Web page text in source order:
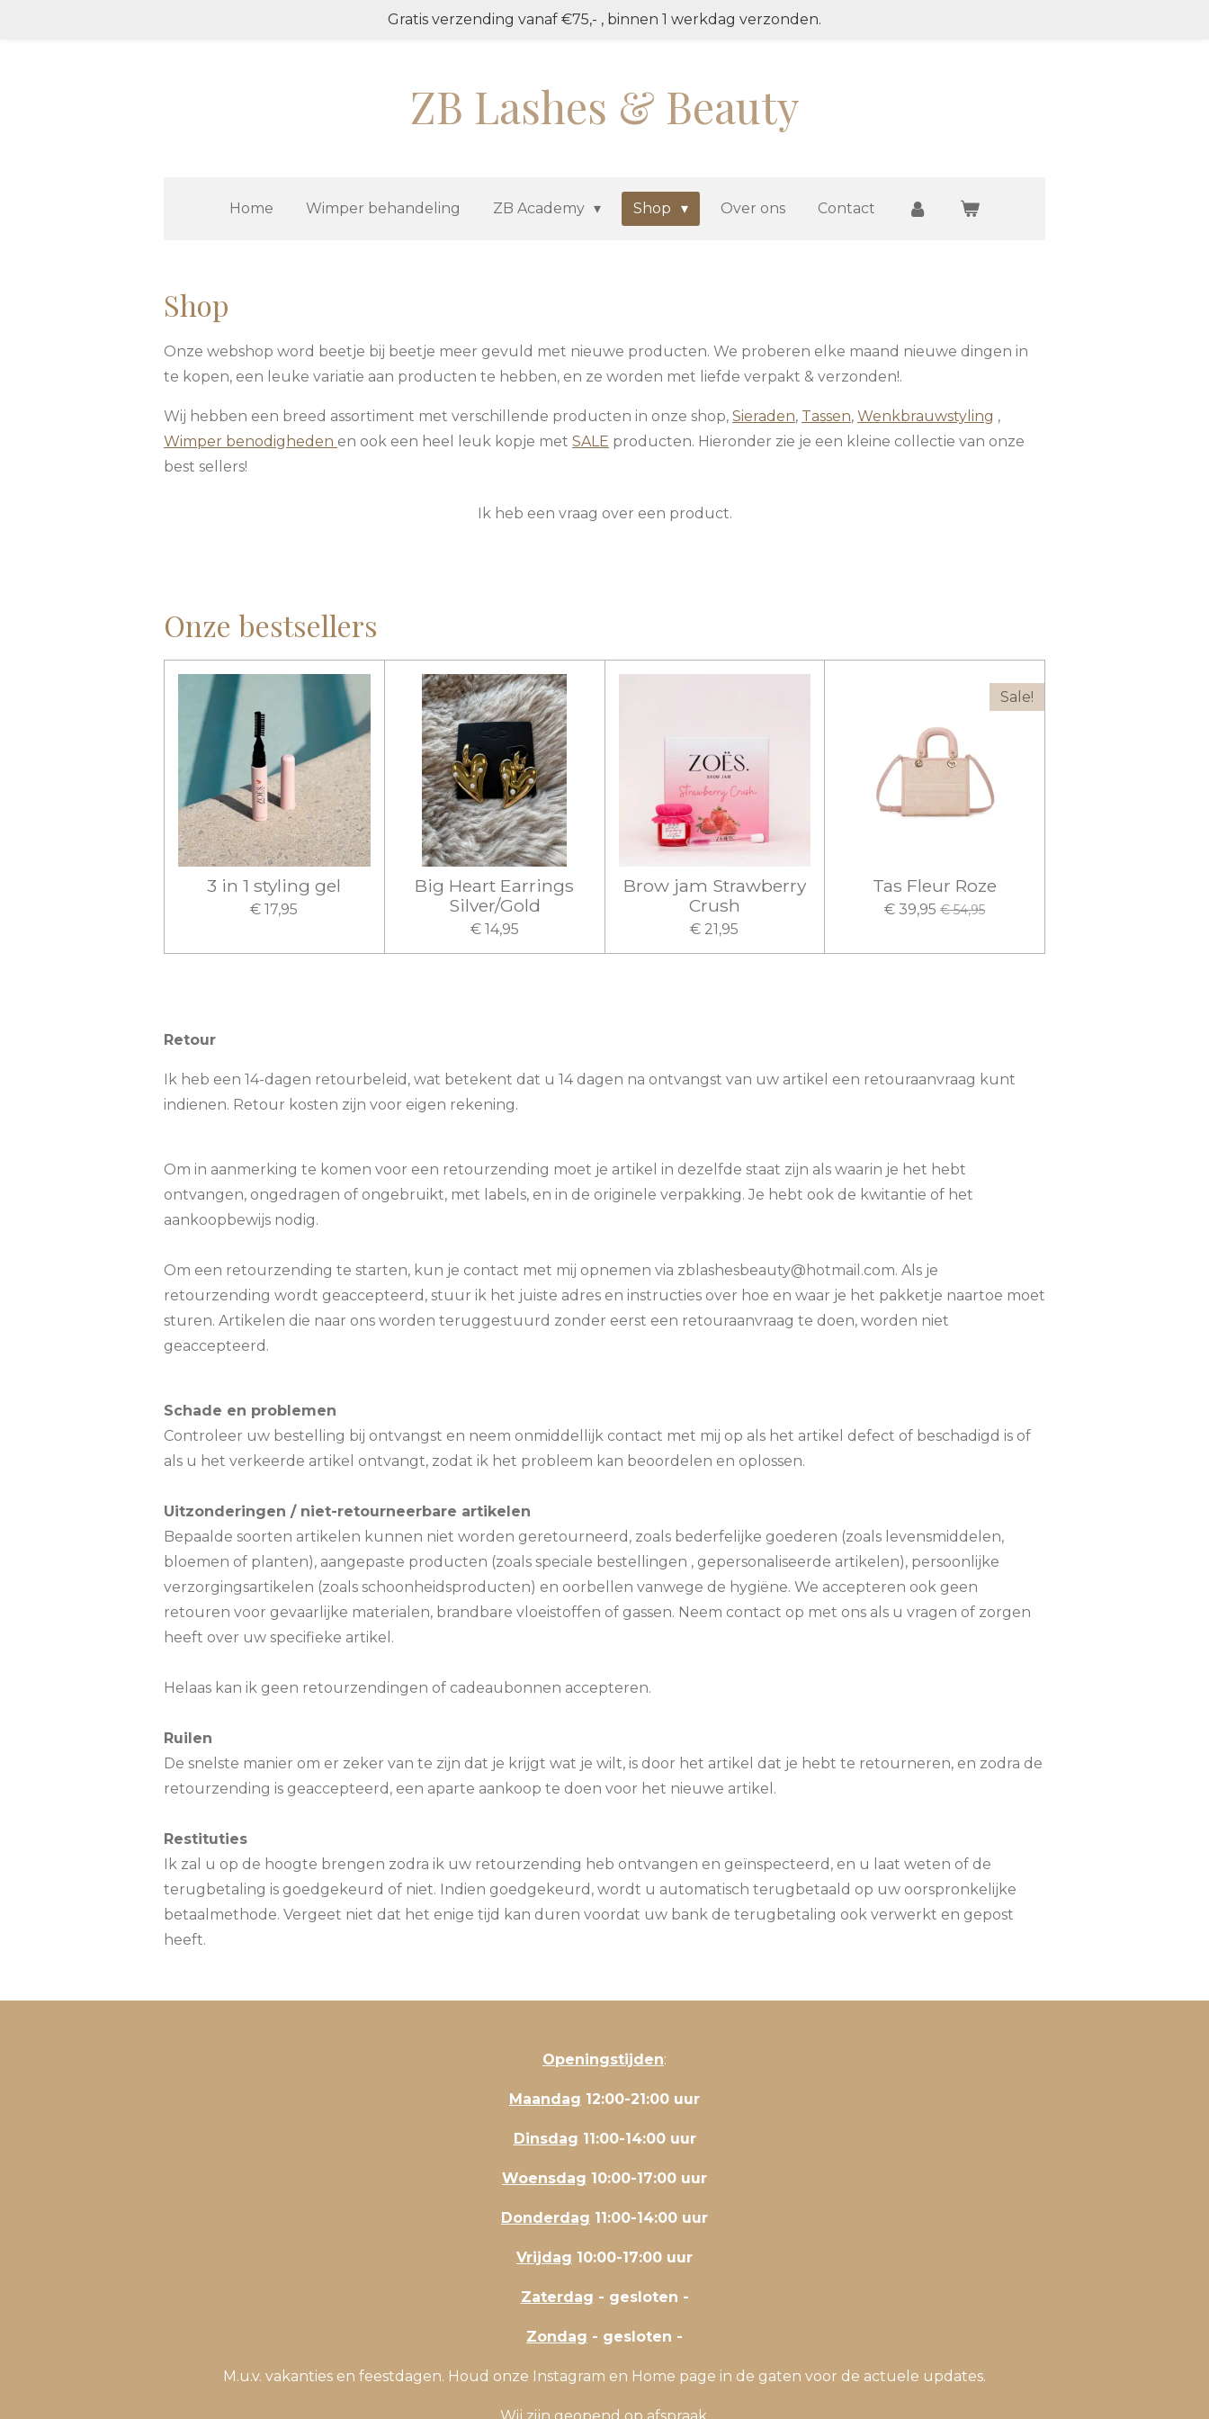
Gratis verzending vanaf €75,- , binnen 1 werkdag verzonden.
ZB Lashes & Beauty
Home Wimper behandeling ZB Academy Shop Over ons Contact
Shop
Onze webshop word beetje bij beetje meer gevuld met nieuwe producten. We proberen elke maand nieuwe dingen in
te kopen, een leuke variatie aan producten te hebben, en ze worden met liefde verpakt & verzonden!.
Wij hebben een breed assortiment met verschillende producten in onze shop, Sieraden, Tassen, Wenkbrauwstyling ,
Wimper benodigheden en ook een heel leuk kopje met SALE producten. Hieronder zie je een kleine collectie van onze
best sellers!
Ik heb een vraag over een product.
Onze bestsellers
3 in 1 styling gel
€ 17,95
Big Heart Earrings
Silver/Gold
€ 14,95
Brow jam Strawberry
Crush
€ 21,95
Sale!
Tas Fleur Roze
€ 39,95 € 54,95
Retour
Ik heb een 14-dagen retourbeleid, wat betekent dat u 14 dagen na ontvangst van uw artikel een retouraanvraag kunt
indienen. Retour kosten zijn voor eigen rekening.
Om in aanmerking te komen voor een retourzending moet je artikel in dezelfde staat zijn als waarin je het hebt
ontvangen, ongedragen of ongebruikt, met labels, en in de originele verpakking. Je hebt ook de kwitantie of het
aankoopbewijs nodig.
Om een retourzending te starten, kun je contact met mij opnemen via zblashesbeauty@hotmail.com. Als je
retourzending wordt geaccepteerd, stuur ik het juiste adres en instructies over hoe en waar je het pakketje naartoe moet
sturen. Artikelen die naar ons worden teruggestuurd zonder eerst een retouraanvraag te doen, worden niet
geaccepteerd.
Schade en problemen
Controleer uw bestelling bij ontvangst en neem onmiddellijk contact met mij op als het artikel defect of beschadigd is of
als u het verkeerde artikel ontvangt, zodat ik het probleem kan beoordelen en oplossen.
Uitzonderingen / niet-retourneerbare artikelen
Bepaalde soorten artikelen kunnen niet worden geretourneerd, zoals bederfelijke goederen (zoals levensmiddelen,
bloemen of planten), aangepaste producten (zoals speciale bestellingen , gepersonaliseerde artikelen), persoonlijke
verzorgingsartikelen (zoals schoonheidsproducten) en oorbellen vanwege de hygiëne. We accepteren ook geen
retouren voor gevaarlijke materialen, brandbare vloeistoffen of gassen. Neem contact op met ons als u vragen of zorgen
heeft over uw specifieke artikel.
Helaas kan ik geen retourzendingen of cadeaubonnen accepteren.
Ruilen
De snelste manier om er zeker van te zijn dat je krijgt wat je wilt, is door het artikel dat je hebt te retourneren, en zodra de
retourzending is geaccepteerd, een aparte aankoop te doen voor het nieuwe artikel.
Restituties
Ik zal u op de hoogte brengen zodra ik uw retourzending heb ontvangen en geïnspecteerd, en u laat weten of de
terugbetaling is goedgekeurd of niet. Indien goedgekeurd, wordt u automatisch terugbetaald op uw oorspronkelijke
betaalmethode. Vergeet niet dat het enige tijd kan duren voordat uw bank de terugbetaling ook verwerkt en gepost
heeft.
Openingstijden:
Maandag 12:00-21:00 uur
Dinsdag 11:00-14:00 uur
Woensdag 10:00-17:00 uur
Donderdag 11:00-14:00 uur
Vrijdag 10:00-17:00 uur
Zaterdag - gesloten -
Zondag - gesloten -
M.u.v. vakanties en feestdagen. Houd onze Instagram en Home page in de gaten voor de actuele updates.